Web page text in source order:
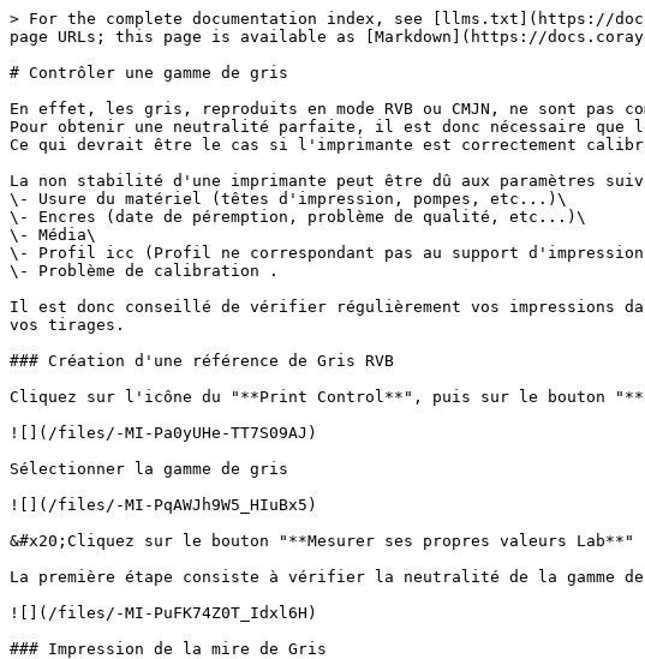
> For the complete documentation index, see [llms.txt](https://
page URLs; this page is available as [Markdown](https://
# Contrôler une gamme de gris
En effet, les gris, reproduits en mode RVB ou CMJN, ne sont pas
Pour obtenir une neutralité parfaite, il est donc nécessaire que
Ce qui devrait être le cas si l'imprimante est correctement
La non stabilité d'une imprimante peut être dû aux paramètres
\- Usure du matériel (têtes d'impression, pompes, etc...)\
\- Encres (date de péremption, problème de qualité, etc...)\
\- Média\
\- Profil icc (Profil ne correspondant pas au support
\- Problème de calibration .
Il est donc conseillé de vérifier régulièrement vos impressions
vos tirages.
### Création d'une référence de Gris RVB
Cliquez sur l'icône du "**Print Control**", puis sur le bouton
![](/files/-MI-Pa0yUHe-TT7S09AJ)
Sélectionner la gamme de gris
![](/files/-MI-PqAWJh9W5_HIuBx5)
&#x20;Cliquez sur le bouton "**Mesurer ses propres valeurs Lab**"
La première étape consiste à vérifier la neutralité de la gamme
![](/files/-MI-PuFK74Z0T_Idxl6H)
### Impression de la mire de Gris